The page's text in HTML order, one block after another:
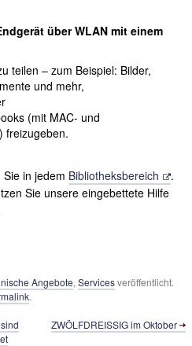
über WLAN mit einem
teilen – zum Beispiel: Bilder,
und mehr,
(mit MAC- und
freizugeben.
in jedem Bibliotheksbereich
.
Sie unsere eingebettete Hilfe
Angebote, Servicesveröffentlicht.
.
ZWÖLFDREISSIG im Oktober